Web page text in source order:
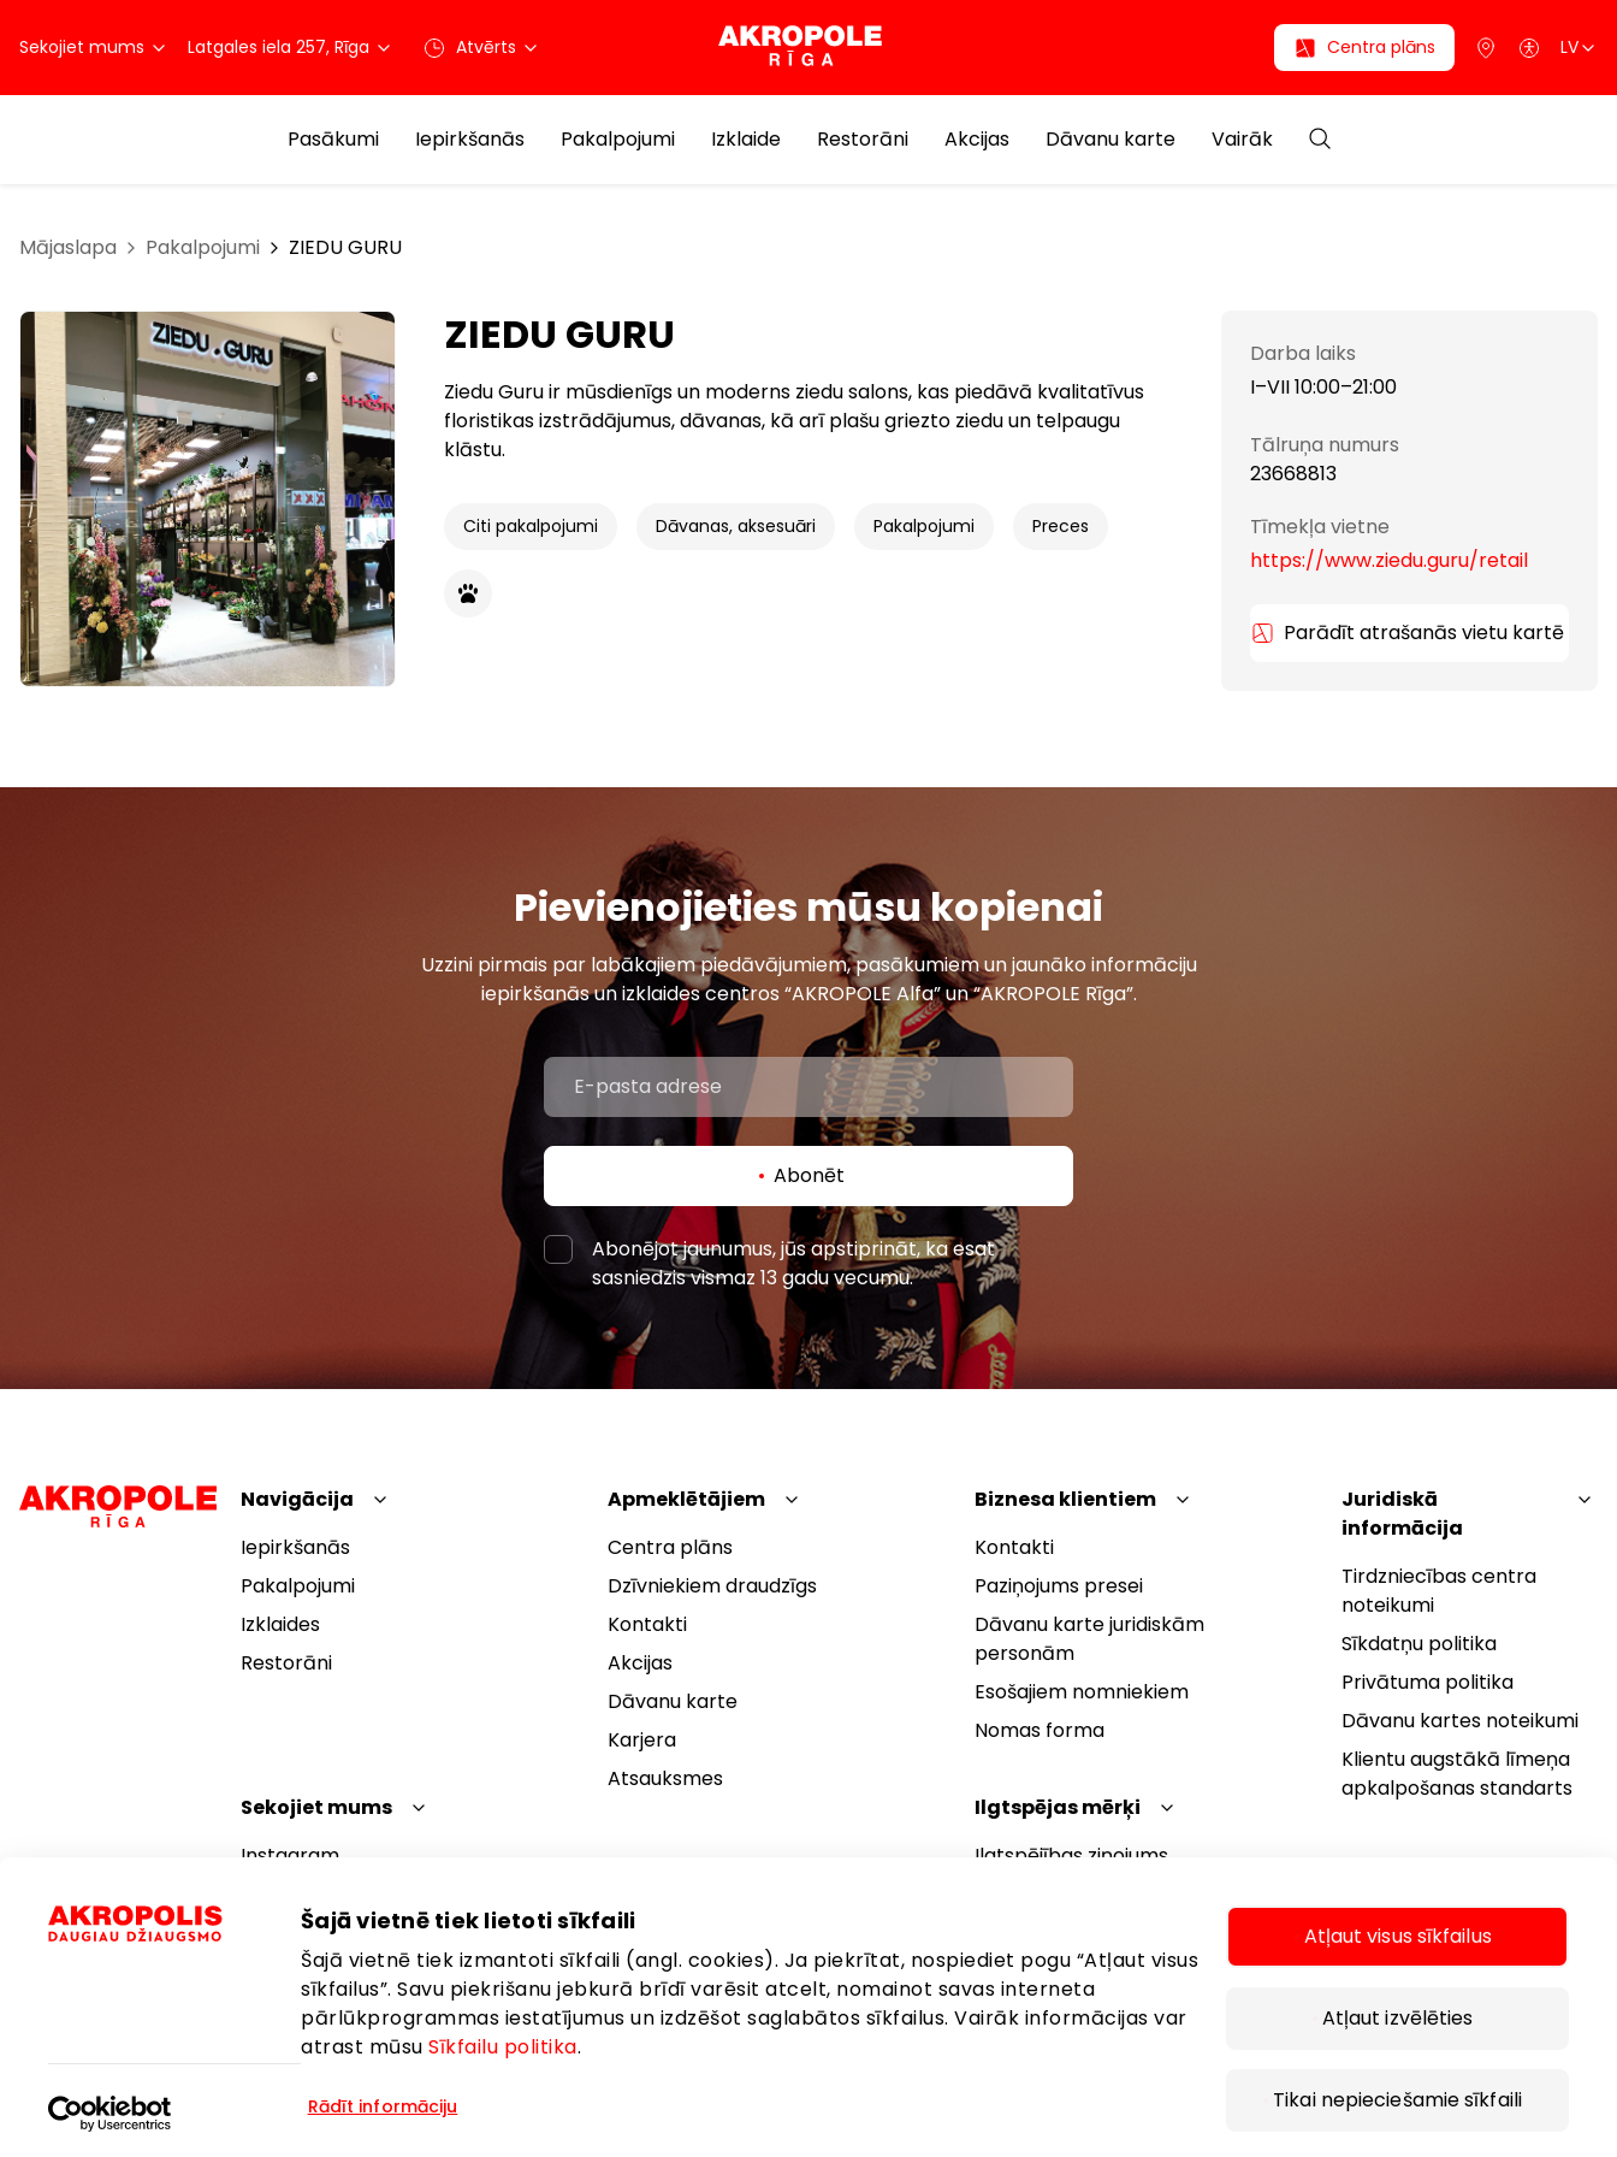
Šajā vietnē tiek lietoti sīkfaili
Šajā vietnē tiek izmantoti sīkfaili (angl. cookies). Ja piekrītat, nospiediet pogu “Atļaut visus
sīkfailus”. Savu piekrišanu jebkurā brīdī varēsit atcelt, nomainot savas interneta
pārlūkprogrammas iestatījumus un izdzēšot saglabātos sīkfailus. Vairāk informācijas var
atrast mūsu Sīkfailu politika.
Rādīt informāciju
Atļaut visus sīkfailus
Atļaut izvēlēties
Tikai nepieciešamie sīkfaili
Sekojiet mums Latgales iela 257, Rīga Atvērts Centra plāns LV
Pasākumi Iepirkšanās Pakalpojumi Izklaide Restorāni Akcijas Dāvanu karte Vairāk
Mājaslapa Pakalpojumi ZIEDU GURU
ZIEDU GURU
Ziedu Guru ir mūsdienīgs un moderns ziedu salons, kas piedāvā kvalitatīvus
floristikas izstrādājumus, dāvanas, kā arī plašu griezto ziedu un telpaugu
klāstu.
Citi pakalpojumi Dāvanas, aksesuāri Pakalpojumi Preces
Darba laiks
I–VII 10:00–21:00
Tālruņa numurs
23668813
Tīmekļa vietne
https://www.ziedu.guru/retail
Parādīt atrašanās vietu kartē
Pievienojieties mūsu kopienai
Uzzini pirmais par labākajiem piedāvājumiem, pasākumiem un jaunāko informāciju
iepirkšanās un izklaides centros “AKROPOLE Alfa” un “AKROPOLE Rīga”.
Abonēt
Abonējot jaunumus, jūs apstiprināt, ka esat
sasniedzis vismaz 13 gadu vecumu.
Navigācija
Iepirkšanās
Pakalpojumi
Izklaides
Restorāni
Apmeklētājiem
Centra plāns
Dzīvniekiem draudzīgs
Kontakti
Akcijas
Dāvanu karte
Karjera
Atsauksmes
Biznesa klientiem
Kontakti
Paziņojums presei
Dāvanu karte juridiskām
personām
Esošajiem nomniekiem
Nomas forma
Ilgtspējas mērķi
Ilgtspējības ziņojums
Juridiskā
informācija
Tirdzniecības centra
noteikumi
Sīkdatņu politika
Privātuma politika
Dāvanu kartes noteikumi
Klientu augstākā līmeņa
apkalpošanas standarts
Sekojiet mums
Instagram
YouTube
Valoda:Latviešu